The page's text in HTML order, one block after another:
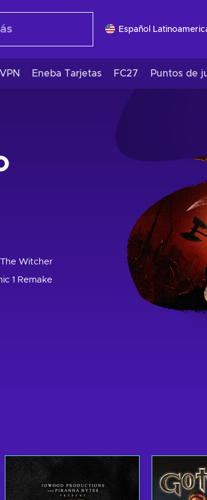
Español
Eneba Tarjetas FC27 Puntos de
Witcher
1 Remake